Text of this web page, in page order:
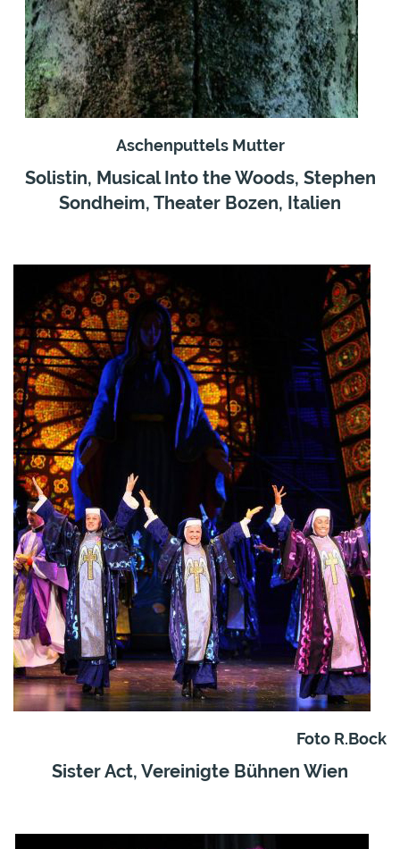
Aschenputtels Mutter
Solistin, Musical Into the Woods, Stephen
Sondheim, Theater Bozen, Italien
Foto R.Bock
Sister Act, Vereinigte Bühnen Wien